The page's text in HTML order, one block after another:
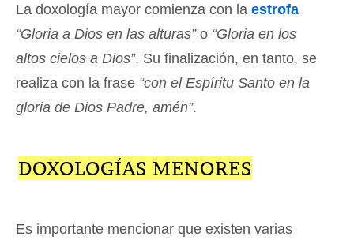
La doxología mayor comienza con la estrofa
“Gloria a Dios en las alturas”o “Gloria en los
altos cielos a Dios”. Su finalización, en tanto, se
realiza con la frase “con el Espíritu Santo en la
gloria de Dios Padre, amén”.
DOXOLOGÍAS MENORES
Es importante mencionar que existen varias